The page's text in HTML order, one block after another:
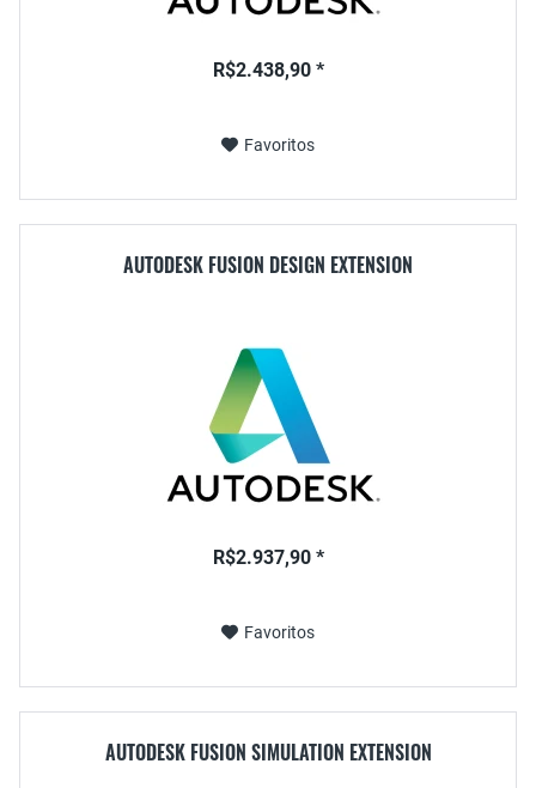
R$2.438,90 *
Favoritos
AUTODESK FUSION DESIGN EXTENSION
R$2.937,90 *
Favoritos
AUTODESK FUSION SIMULATION EXTENSION